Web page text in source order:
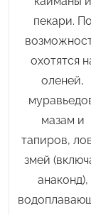
пекари.
охотятся
оленей,
мазам и
тапиров,
змей
анаконд),